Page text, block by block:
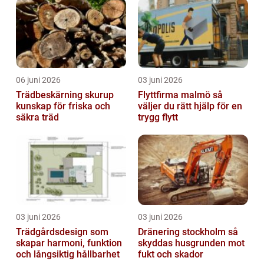
06 juni 2026
Trädbeskärning skurup
kunskap för friska och
säkra träd
03 juni 2026
Flyttfirma malmö så
väljer du rätt hjälp för en
trygg flytt
03 juni 2026
Trädgårdsdesign som
skapar harmoni, funktion
och långsiktig hållbarhet
03 juni 2026
Dränering stockholm så
skyddas husgrunden mot
fukt och skador